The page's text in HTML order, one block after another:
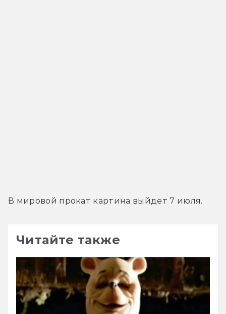
В мировой прокат картина выйдет 7 июля.
Читайте также